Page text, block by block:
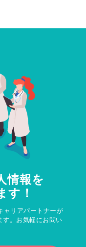
情報を
す！
ャリアパートナーが
す。お気軽にお問い